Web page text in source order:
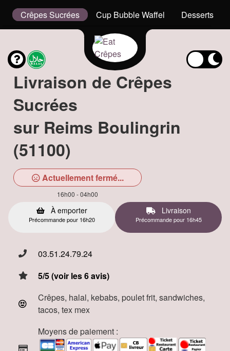
Crêpes Sucrées Cup Bubble Waffel Desserts
Livraison de Crêpes
Sucrées
sur Reims Boulingrin
(51100)
Actuellement fermé...
16h00 - 04h00
À emporter
Précommande pour 16h20
Livraison
Précommande pour 16h45
03.51.24.79.24
5/5 (voir les 6 avis)
Crêpes, halal, kebabs, poulet frit, sandwiches,
tacos, tex mex
Moyens de paiement :